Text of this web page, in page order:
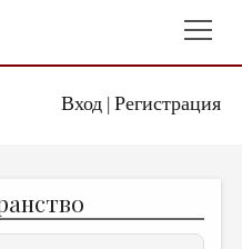
Вход| Регистрация